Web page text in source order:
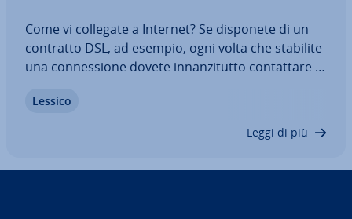
Come vi collegate a Internet? Se disponete di un
contratto DSL, ad esempio, ogni volta che stabilite
una con­nes­sio­ne dovete in­nan­zi­tut­to con­tat­ta­re il
za­zio­ne di accesso e sta­bi­li­sce quindi la con­nes­sio­
Lessico
Leggi di più